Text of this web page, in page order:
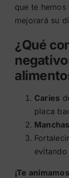
que te
mejorará su
¿Qué
Caries
placa
Manchas
evitando
¡Te